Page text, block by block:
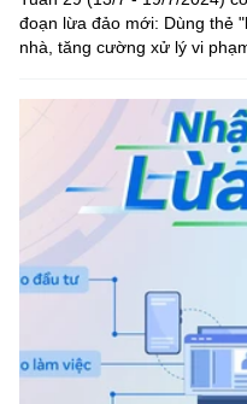
đoạn lừa đảo mới: Dùng thẻ
nhà, tăng cường xử lý vi